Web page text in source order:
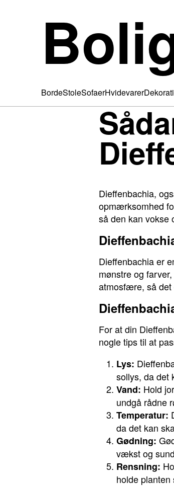
BordeStoleSofaerHvidevarer
Dieffenbachia,
opmærksomhed
så den kan vokse
Dieffenbachia er
mønstre og
atmosfære, så det
For at din
nogle tips til at
Lys:
sollys, da det
Vand: Hold
undgå rådne
Temperatur:
da det kan
Gødning:
vækst og
Rensning:
holde planten